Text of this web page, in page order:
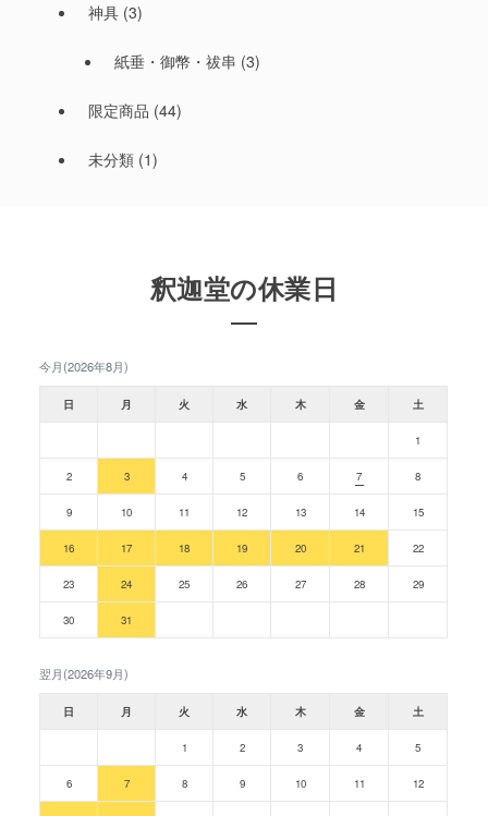
神具 (3)
紙垂・御幣・祓串 (3)
限定商品 (44)
未分類 (1)
釈迦堂の休業日
今月(2026年8月)
日 月 火 水 木 金 土
1
2 3 4 5 6 7 8
9 10 11 12 13 14 15
16 17 18 19 20 21 22
23 24 25 26 27 28 29
30 31
翌月(2026年9月)
日 月 火 水 木 金 土
1 2 3 4 5
6 7 8 9 10 11 12